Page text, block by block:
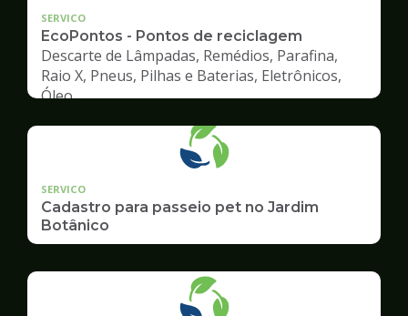
SERVICO
EcoPontos - Pontos de reciclagem
Descarte de Lâmpadas, Remédios, Parafina,
Raio X, Pneus, Pilhas e Baterias, Eletrônicos,
Óleo
SERVICO
Cadastro para passeio pet no Jardim
Botânico